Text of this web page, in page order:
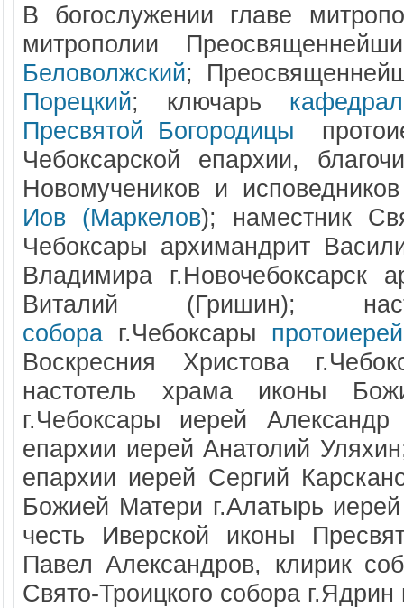
В богослужении главе
митрополии
Беловолжский;
Порецкий; ключарь
Пресвятой Богородицы
Чебоксарской епархии,
Новомучеников и
Иов (Маркелов); наместник
Чебоксары архимандрит
Владимира г.Новочебоксарск
Виталий (Гришин);
собора г.Чебоксары
Воскресния Христова
настотель храма иконы
г.Чебоксары иерей
епархии иерей Анатолий
епархии иерей Сергий
Божией Матери г.Алатырь
честь Иверской иконы
Павел Александров, клирик
Свято-Троицкого собора